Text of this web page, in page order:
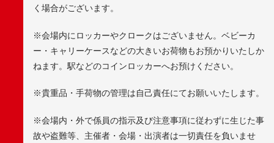
く場合がございます。
※会場内にロッカーやクロークはございません。ベビーカ
ー・キャリーケースなどの大きいお荷物もお預かりいたしか
ねます。駅などのコインロッカーへお預けください。
※貴重品・手荷物の管理は自己責任にてお願いいたします。
※会場内・外で係員の指示及び注意事項に従わずに生じた事
故や盗難等、主催者・会場・出演者は一切責任を負いませ